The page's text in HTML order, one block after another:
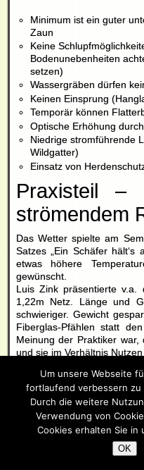
Minimum ist ein guter
Zaun
Keine
Bodenunebenheiten
setzen)
Wassergräben dürfen
Keinen Einsprung
Temporär können
Optische Erhöhung
Niedrige stromführende
Wildgatter)
Einsatz von
Praxisteil –
strömendem
Das Wetter spielte am
Satzes „Ein Schäfer
etwas höhere
gewünscht.
Luis Zink präsentierte v.a.
1,22m Netz. Länge und
schwieriger. Gewicht
Fiberglas-Pfählen statt
Meinung der Praktiker
und sie im Verhältnis
Das Plus-Minus-
Teilnehmern neu. Es
im Wechsel Plus-Minus zu
damit einen stärkeren
Bodenlitze geerdet
Regionen schwer durch
Durch die geerdete
Um unsere Webseite
fortlaufend verbessern
Durch die weitere
Verwendung von
Cookies erhalten Sie in
OK